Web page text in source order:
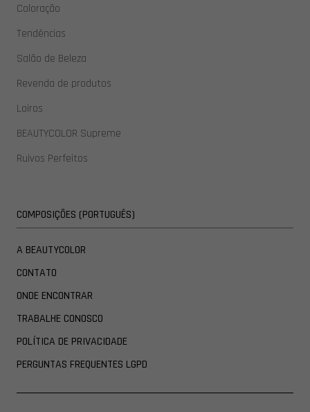
Coloração
Tendências
Salão de Beleza
Revenda de produtos
Loiros
BEAUTYCOLOR Supreme
Ruivos Perfeitos
COMPOSIÇÕES (PORTUGUÊS)
A BEAUTYCOLOR
CONTATO
ONDE ENCONTRAR
TRABALHE CONOSCO
POLÍTICA DE PRIVACIDADE
PERGUNTAS FREQUENTES LGPD